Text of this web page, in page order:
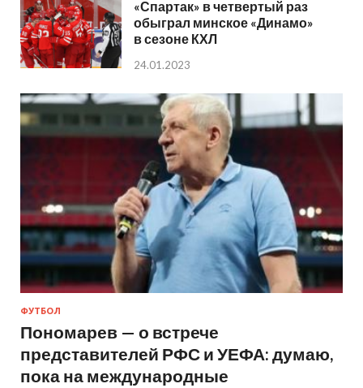
«Спартак» в четвертый раз
обыграл минское «Динамо»
в сезоне КХЛ
24.01.2023
ФУТБОЛ
Пономарев — о встрече
представителей РФС и УЕФА: думаю,
пока на международные